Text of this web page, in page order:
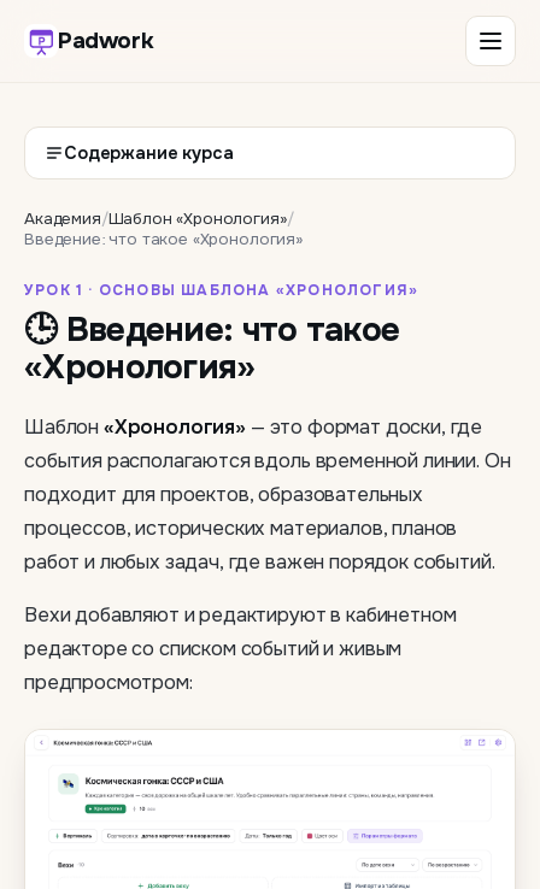
Padwork
Содержание курса
Академия/Шаблон «Хронология»/
Введение: что такое «Хронология»
УРОК 1 · ОСНОВЫ ШАБЛОНА «ХРОНОЛОГИЯ»
🕒 Введение: что такое
«Хронология»
Шаблон«Хронология» — это формат доски, где
события располагаются вдоль временной линии. Он
подходит для проектов, образовательных
процессов, исторических материалов, планов
работ и любых задач, где важен порядок событий.
Вехи добавляют и редактируют в кабинетном
редакторе со списком событий и живым
предпросмотром: